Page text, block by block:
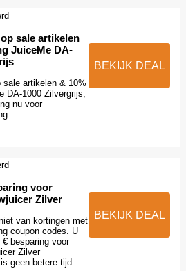
sale artikelen
JuiceMe DA-
sale artikelen & 10%
DA-1000 Zilvergrijs,
nu voor
BEKIJK DEAL
voor
Zilver
van kortingen met
coupon codes. U
besparing voor
Zilver
geen betere tijd
BEKIJK DEAL